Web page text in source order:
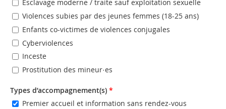
Esclavage moderne / traite sauf exploitation sexuelle
Violences subies par des jeunes femmes (18-25 ans)
Enfants co-victimes de violences conjugales
Cyberviolences
Inceste
Prostitution des mineur·es
Types d’accompagnement(s) *
Premier accueil et information sans rendez-vous